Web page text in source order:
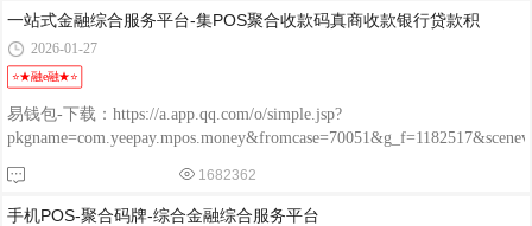
一站式金融综合服务平台-集POS聚合收款码真商收款银行贷款积
2026-01-27
⭐★融e融★⭐
易钱包-下载：https://a.app.qq.com/o/simple.jsp?
POS：http://oss.flmyzf.com/yzf/html/regist/index.html?phone=%E4%
1682362
手机POS-聚合码牌-综合金融综合服务平台